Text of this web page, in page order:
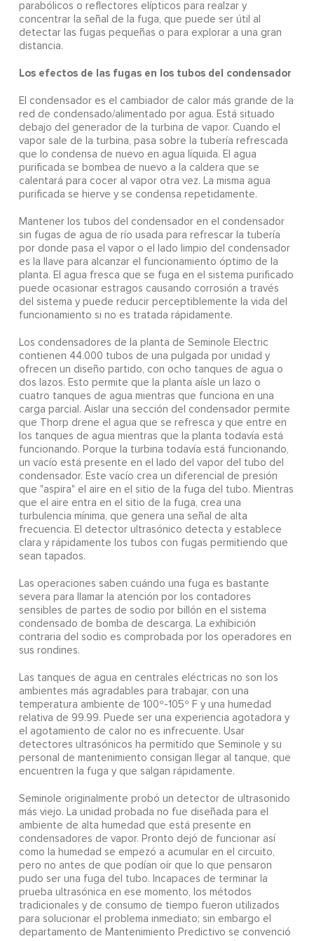
parabólicos o reflectores elípticos para realzar y
concentrar la señal de la fuga, que puede ser útil al
detectar las fugas pequeñas o para explorar a una gran
distancia.
Los efectos de las fugas en los tubos del condensador
El condensador es el cambiador de calor más grande de la
red de condensado/alimentado por agua. Está situado
debajo del generador de la turbina de vapor. Cuando el
vapor sale de la turbina, pasa sobre la tubería refrescada
que lo condensa de nuevo en agua líquida. El agua
purificada se bombea de nuevo a la caldera que se
calentará para cocer al vapor otra vez. La misma agua
purificada se hierve y se condensa repetidamente.
Mantener los tubos del condensador en el condensador
sin fugas de agua de río usada para refrescar la tubería
por donde pasa el vapor o el lado limpio del condensador
es la llave para alcanzar el funcionamiento óptimo de la
planta. El agua fresca que se fuga en el sistema purificado
puede ocasionar estragos causando corrosión a través
del sistema y puede reducir perceptiblemente la vida del
funcionamiento si no es tratada rápidamente.
Los condensadores de la planta de Seminole Electric
contienen 44.000 tubos de una pulgada por unidad y
ofrecen un diseño partido, con ocho tanques de agua o
dos lazos. Esto permite que la planta aísle un lazo o
cuatro tanques de agua mientras que funciona en una
carga parcial. Aislar una sección del condensador permite
que Thorp drene el agua que se refresca y que entre en
los tanques de agua mientras que la planta todavía está
funcionando. Porque la turbina todavía está funcionando,
un vacío está presente en el lado del vapor del tubo del
condensador. Este vacío crea un diferencial de presión
que "aspira" el aire en el sitio de la fuga del tubo. Mientras
que el aire entra en el sitio de la fuga, crea una
turbulencia mínima, que genera una señal de alta
frecuencia. El detector ultrasónico detecta y establece
clara y rápidamente los tubos con fugas permitiendo que
sean tapados.
Las operaciones saben cuándo una fuga es bastante
severa para llamar la atención por los contadores
sensibles de partes de sodio por billón en el sistema
condensado de bomba de descarga. La exhibición
contraria del sodio es comprobada por los operadores en
sus rondines.
Las tanques de agua en centrales eléctricas no son los
ambientes más agradables para trabajar, con una
temperatura ambiente de 100º-105º F y una humedad
relativa de 99.99. Puede ser una experiencia agotadora y
el agotamiento de calor no es infrecuente. Usar
detectores ultrasónicos ha permitido que Seminole y su
personal de mantenimiento consigan llegar al tanque, que
encuentren la fuga y que salgan rápidamente.
Seminole originalmente probó un detector de ultrasonido
más viejo. La unidad probada no fue diseñada para el
ambiente de alta humedad que está presente en
condensadores de vapor. Pronto dejó de funcionar así
como la humedad se empezó a acumular en el circuito,
pero no antes de que podían oír que lo que pensaron
pudo ser una fuga del tubo. Incapaces de terminar la
prueba ultrasónica en ese momento, los métodos
tradicionales y de consumo de tiempo fueron utilizados
para solucionar el problema inmediato; sin embargo el
departamento de Mantenimiento Predictivo se convenció